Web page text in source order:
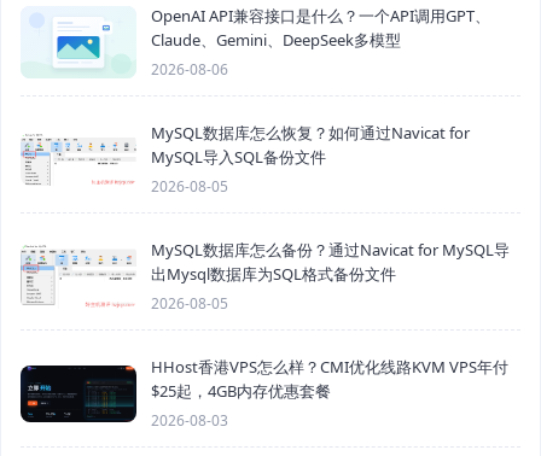
OpenAI API兼容接口是什么？一个API调用GPT、
Claude、Gemini、DeepSeek多模型
2026-08-06
MySQL数据库怎么恢复？如何通过Navicat for
MySQL导入SQL备份文件
2026-08-05
MySQL数据库怎么备份？通过Navicat for MySQL导
出Mysql数据库为SQL格式备份文件
2026-08-05
HHost香港VPS怎么样？CMI优化线路KVM VPS年付
$25起，4GB内存优惠套餐
2026-08-03